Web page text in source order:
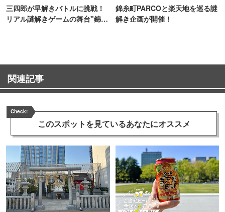
三四郎が早解きバトルに挑戦！
リアル謎解きゲームの舞台"錦糸
錦糸町PARCOと楽天地を巡る謎
解き企画が開催！
関連記事
Check!
このスポットを見ているあなたにオススメ